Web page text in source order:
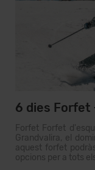
6 dies Forfet
Forfet Forfet
Grandvalira, el
aquest forfet
opcions per a tots